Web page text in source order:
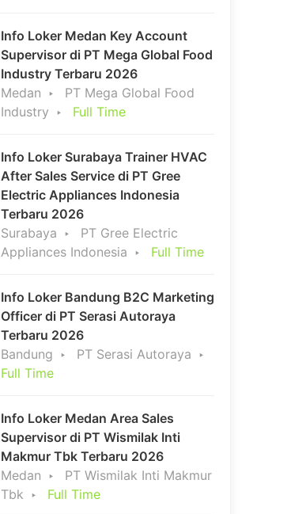
Info Loker Medan Key Account
Supervisor di PT Mega Global Food
Industry Terbaru 2026
Medan
PT Mega Global Food
Industry
Full Time
Info Loker Surabaya Trainer HVAC
After Sales Service di PT Gree
Electric Appliances Indonesia
Terbaru 2026
Surabaya
PT Gree Electric
Appliances Indonesia
Full Time
Info Loker Bandung B2C Marketing
Officer di PT Serasi Autoraya
Terbaru 2026
Bandung
PT Serasi Autoraya
Full Time
Info Loker Medan Area Sales
Supervisor di PT Wismilak Inti
Makmur Tbk Terbaru 2026
Medan
PT Wismilak Inti Makmur
Tbk
Full Time